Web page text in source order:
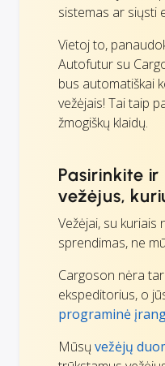
sistemas ar siųsti
Vietoj to,
Autofutur su
bus automatiškai
vežėjais! Tai taip
žmogiškų klaidų.
Pasirinkite
vežėjus,
Vežėjai, su kuriais
sprendimas, ne
Cargoson nėra
ekspeditorius, o
programinė
Mūsų vežėjų